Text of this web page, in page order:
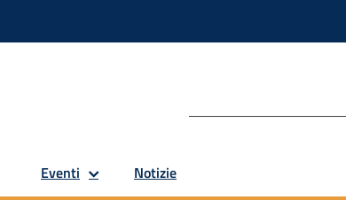
Eventi Notizie